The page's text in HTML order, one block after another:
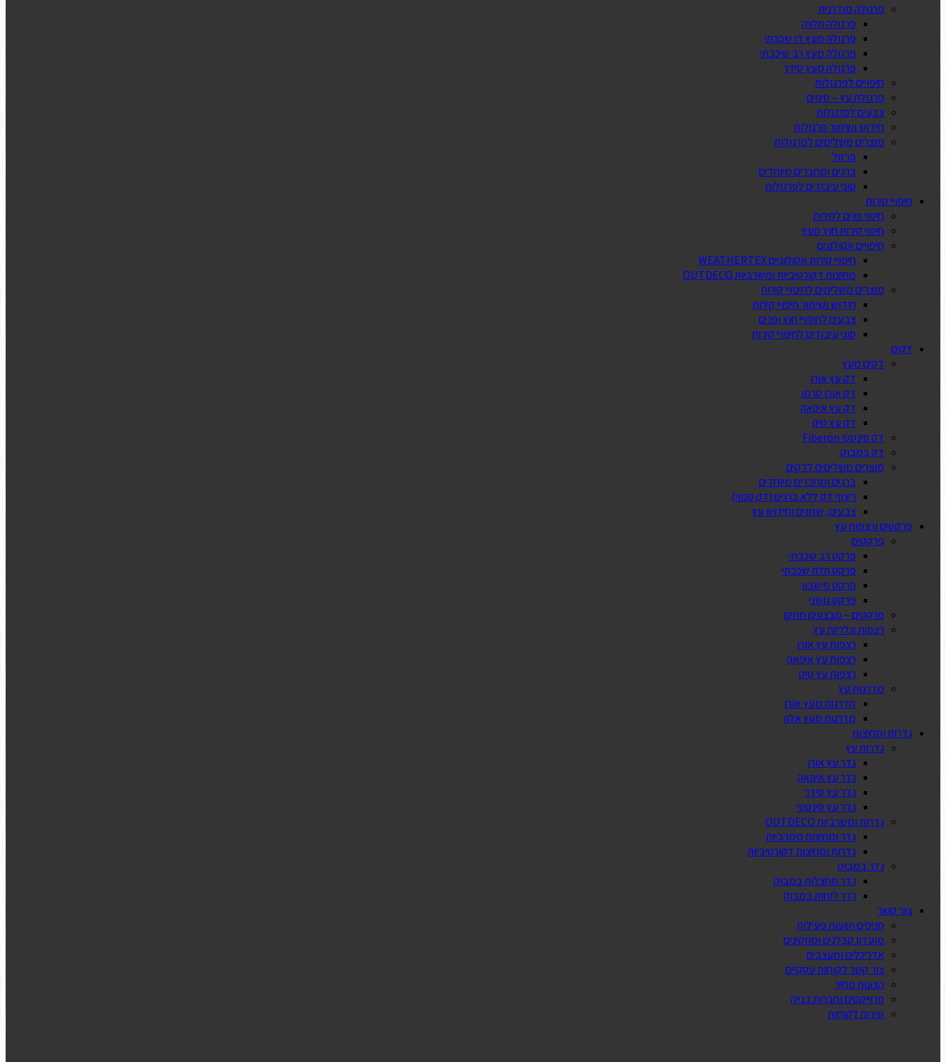
פרגולה מודרנית
פרגולה תלויה
פרגולה מעץ דו שכבתי
פרגולה מעץ רב שיכבתי
פרגולה מעץ סידר
חיפויים לפרגולות
פרגולת עץ – טיפים
צבעים לפרגולות
חידוש ושימור פרגולות
מוצרים משלימים לפרגולות
פרזול
ברגים ומחברים מיוחדים
סוגי עיבודים לפרגולות
חיפויי קירות
חיפוי פנים לקירות
חיפוי קירות חוץ מעץ
חיפויים אקולוגים
חיפויי קירות אקולוגיים WEATHERTEX
מחיצות דקורטיביות ומשרביות OUTDECO
מוצרים משלימים לחיפויי קירות
חידוש ושימור חיפויי קירות
צבעים לחיפויי חוץ ופנים
סוגי עיבודים לחיפויי קירות
דקים
דקים מעץ
דק עץ אורן
דק אורן טרמו
דק עץ איפאה
דק עץ טיק
דק סינטטי Fiberon
דק במבוק
מוצרים משלימים לדקים
ברגים ומחברים מיוחדים
ריצוף דק ללא ברגים (דק סמוי)
צבעים, שמנים וחידוש עץ
פרקטים ורצפות עץ
פרקטים
פרקט רב שכבתי
פרקט תלת שכבתי
פרקט פישבון
פרקט גושני
פרקטים – מבצעים חמים
רצפות וגלריות עץ
רצפות עץ אורן
רצפות עץ איפאה
רצפות עץ טיק
מדרגות עץ
מדרגות מעץ אורן
מדרגות מעץ אלון
גדרות ומחיצות
גדרות עץ
גדר עץ אורן
גדר עץ איפאה
גדר עץ סידר
גדר עץ סינטטי
גדרות ומשרביות OUTDECO
גדר ומחיצות משרביות
גדרות ומחיצות דקורטיביות
גדר במבוק
גדר מחצלות במבוק
גדר לוחות במבוק
צור קשר
סניפים ושעות פעילות
מועדון קבלנים ומתקינים
אדריכלים ומעצבים
צור קשר לקוחות עסקיים
הצעות מחיר
פרוייקטים וחברות בנייה
שירות לקוחות